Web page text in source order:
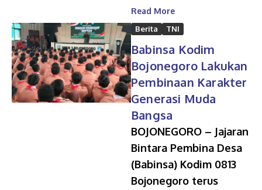
Read More
Berita TNI
Babinsa Kodim
Bojonegoro Lakukan
Pembinaan Karakter
Generasi Muda
Bangsa
BOJONEGORO – Jajaran
Bintara Pembina Desa
(Babinsa) Kodim 0813
Bojonegoro terus